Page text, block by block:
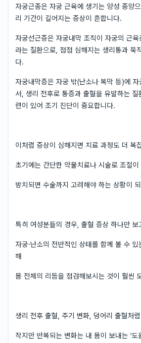
자궁근종은 자궁 근육에 생기는 양성 종양
리 기간이 길어지는 증상이 흔합니다.
자궁선근증은 자궁내막 조직이 자궁의 근
라는 질환으로, 점점 심해지는 생리통과 묵
다.
자궁내막증은 자궁 밖(난소나 복막 등)에 자
서, 생리 전후로 통증과 출혈을 유발하는 질
련이 있어 조기 진단이 중요합니다.
이처럼 증상이 심해지면 치료 과정도 더 복
초기에는 간단한 약물치료나 시술로 조절이
방치되면 수술까지 고려해야 하는 상황이
특히 여성분들의 경우, 출혈 증상 하나만 보
자궁·난소의 전반적인 상태를 함께 볼 수
해
몸 전체의 리듬을 점검해보시는 것이 훨씬
생리 전후 출혈, 주기 변화, 덩어리 출혈처럼
작지만 반복되는 변화는 내 몸이 보내는 ‘도